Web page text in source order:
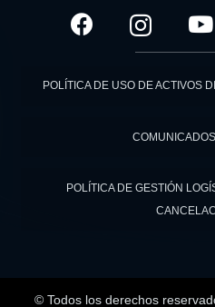
POLÍTICA DE USO DE ACTIVOS
POLÍTICA DE GESTIÓN
© Todos los derechos